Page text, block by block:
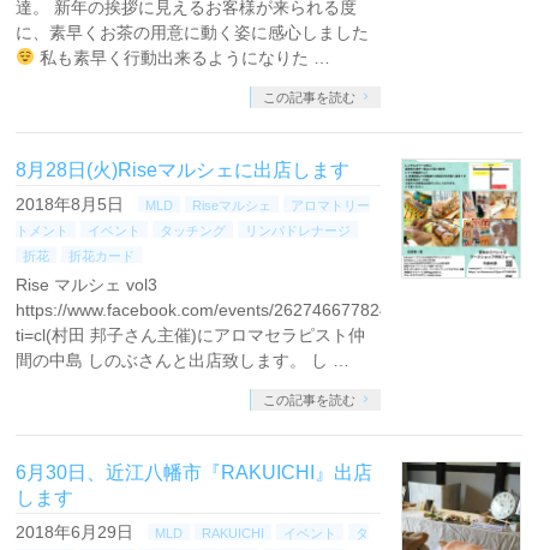
達。 新年の挨拶に見えるお客様が来られる度
に、素早くお茶の用意に動く姿に感心しました
私も素早く行動出来るようになりた …
この記事を読む
8月28日(火)Riseマルシェに出店します
2018年8月5日 MLD Riseマルシェ
アロマトリー
トメント
イベント タッチング
リンパドレナージ
折花
折花カード
Rise マルシェ vol3
https://www.facebook.com/events/262746677824724/?
ti=cl(村田 邦子さん主催)にアロマセラピスト仲
間の中島 しのぶさんと出店致します。 し …
この記事を読む
6月30日、近江八幡市『RAKUICHI』出店
します
2018年6月29日 MLD RAKUICHI イベント
タ